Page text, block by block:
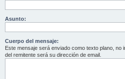
Asunto:
Cuerpo del mensaje:
Este mensaje será enviado como texto plano, no
del remitente será su dirección de email.